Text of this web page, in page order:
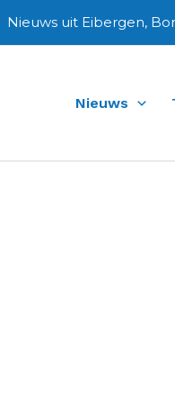
Nieuws uit Eibergen,
Nieuws